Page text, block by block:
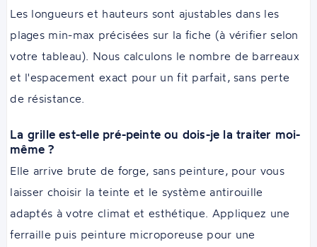
Les longueurs et hauteurs sont ajustables dans les
plages min-max précisées sur la fiche (à vérifier selon
votre tableau). Nous calculons le nombre de barreaux
et l'espacement exact pour un fit parfait, sans perte
de résistance.
La grille est-elle pré-peinte ou dois-je la traiter moi-
même ?
Elle arrive brute de forge, sans peinture, pour vous
laisser choisir la teinte et le système antirouille
adaptés à votre climat et esthétique. Appliquez une
ferraille puis peinture microporeuse pour une